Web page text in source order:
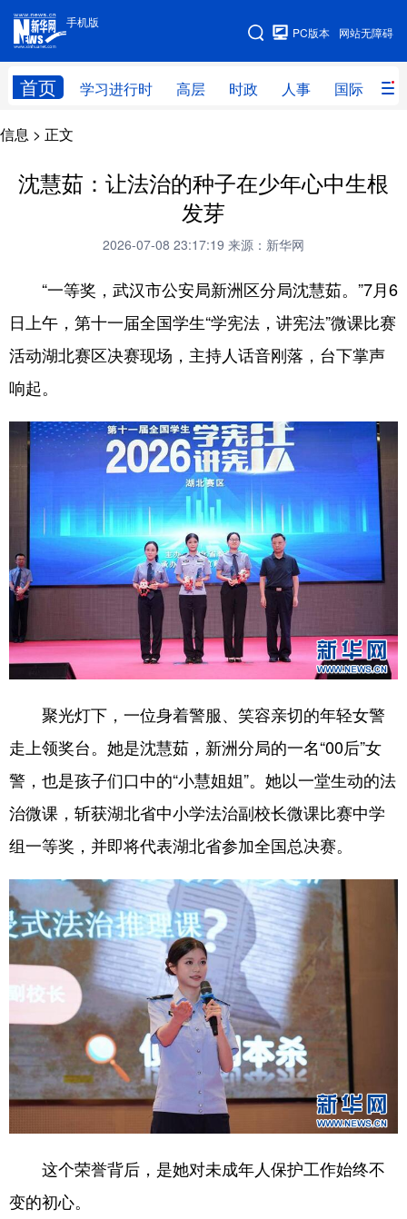
手机版
网站无障碍
PC版本
首页 学习进行时 高层 时政 人事 国际 财
手机版
网站地图
学习进行时
国际 财经 网评 港澳
科创 量子
文化 书画 健康 军事
访谈 视频 图片 政务
法律 中央文件 金融 汽车
学术中国 乡村振兴 银龄 溯源中国
能源
彩票 娱乐 时尚 悦读
公益 一带一路 亚太网 上市公司
文化产业
地方频道
北京 天津 河北 山西
辽宁 吉林 上海 江苏
浙江 安徽 福建 江西
山东 河南 湖北 湖南
广东 广西 海南 重庆
贵州 云南 西藏
陕西 甘肃 青海 宁夏
新疆 内蒙古 黑龙江
多语种频道
English Español Français عربى
한국어
Deutsch Português
信息 > 正文
沈慧茹：让法治的种子在少年心中生根
发芽
2026-07-08 23:17:19 来源：新华网
“一等奖，武汉市公安局新洲区分局沈慧茹。”7月6
日上午，第十一届全国学生“学宪法，讲宪法”微课比赛
活动湖北赛区决赛现场，主持人话音刚落，台下掌声
响起。
聚光灯下，一位身着警服、笑容亲切的年轻女警
走上领奖台。她是沈慧茹，新洲分局的一名“00后”女
警，也是孩子们口中的“小慧姐姐”。她以一堂生动的法
治微课，斩获湖北省中小学法治副校长微课比赛中学
组一等奖，并即将代表湖北省参加全国总决赛。
这个荣誉背后，是她对未成年人保护工作始终不
变的初心。